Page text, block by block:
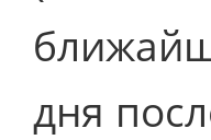
дня